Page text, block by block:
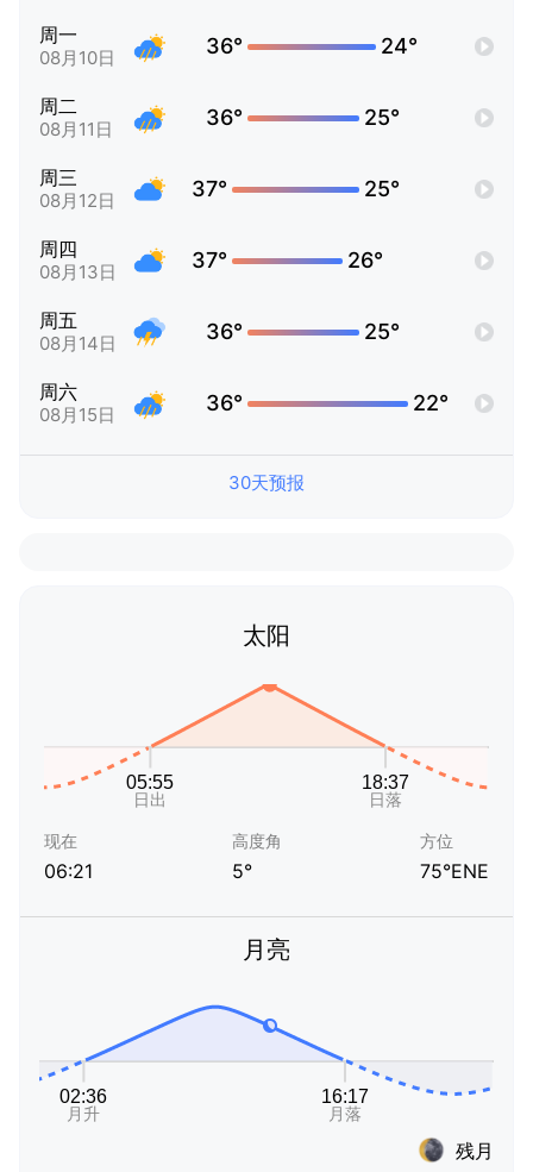
周一
08月10日 36° 24°
周二
08月11日 36° 25°
周三
08月12日 37° 25°
周四
08月13日 37° 26°
周五
08月14日 36° 25°
周六
08月15日 36° 22°
30天预报
太阳
现在
06:21
高度角
5°
方位
75°ENE
月亮
残月